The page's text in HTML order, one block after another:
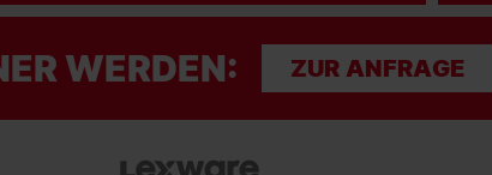
WERDEN: ZUR ANFRAGE